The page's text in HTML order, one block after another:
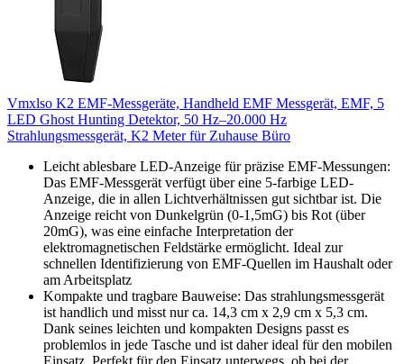
Vmxlso K2 EMF-Messgeräte, Handheld EMF Messgerät, EMF, 5
LED Ghost Hunting Detektor, 50 Hz–20.000 Hz
Strahlungsmessgerät, K2 Meter für Zuhause Büro
Leicht ablesbare LED-Anzeige für präzise EMF-Messungen:
Das EMF-Messgerät verfügt über eine 5-farbige LED-
Anzeige, die in allen Lichtverhältnissen gut sichtbar ist. Die
Anzeige reicht von Dunkelgrün (0-1,5mG) bis Rot (über
20mG), was eine einfache Interpretation der
elektromagnetischen Feldstärke ermöglicht. Ideal zur
schnellen Identifizierung von EMF-Quellen im Haushalt oder
am Arbeitsplatz
Kompakte und tragbare Bauweise: Das strahlungsmessgerät
ist handlich und misst nur ca. 14,3 cm x 2,9 cm x 5,3 cm.
Dank seines leichten und kompakten Designs passt es
problemlos in jede Tasche und ist daher ideal für den mobilen
Einsatz. Perfekt für den Einsatz unterwegs, ob bei der